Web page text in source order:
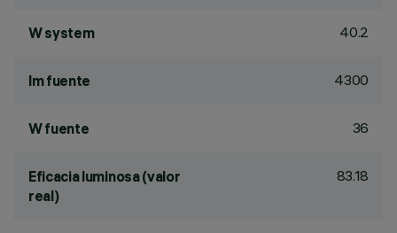
W system 40.2
lm fuente 4300
W fuente 36
Eficacia luminosa (valor
real)
83.18